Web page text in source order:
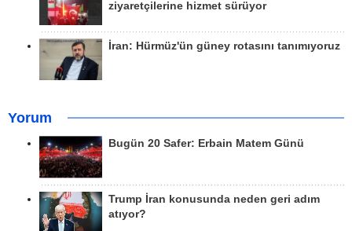
ziyaretçilerine hizmet sürüyor
İran: Hürmüz'ün güney rotasını tanımıyoruz
Yorum
Bugün 20 Safer: Erbain Matem Günü
Trump İran konusunda neden geri adım
atıyor?